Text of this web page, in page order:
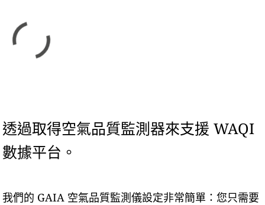
透過取得空氣品質監測器來支援 WAQI
數據平台。
我們的 GAIA 空氣品質監測儀設定非常簡單：您只需要